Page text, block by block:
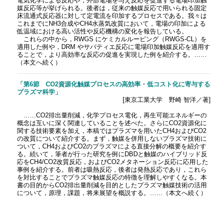
媒反応等が挙げられる。後者は，従来の触媒反応で用いられる固定
床流通式反応器に対して定電流を印加するプロセスである。我々は
これまでにNH3合成やCH4水蒸気改質において，電場の印加による
低温域における高い活性や反応機構の変化を報告している。
これらの中から，RWGS にケミカルルーピング（RWGS-CL）を
適用した例や，DRM やサバティエ反応に電場印加触媒反応を適用す
ることで，より高効率な反応の促進を実現した例を紹介する。……
（本文へ続く）
「第6節 CO2資源化触媒プロセスの高効率・低コスト化に寄与する
プラズマ科学」
[東京工業大学 野崎 智洋／著]
……CO2排出量削減，化学プロセス電化，再生可能エネルギーの
概念は互いに深く関連していることを述べた。さらにCO2資源化に
関する技術要素を加え，本稿ではプラズマを用いたCH4およびCO2
の改質について紹介する。まず，触媒を併用しないプラズマ技術に
ついて，CH4およびCO2のプラズマによる直接分解の概要を紹介す
る。続いて，筆者が行った研究を例にDBDと触媒のハイブリッド反
応をCH4/CO2改質反応，およびCO2メタネーション反応に応用した
事例を紹介する。前者は吸熱反応，後者は発熱反応であり，これら
を対比することでプラズマ触媒反応の特徴を理解しやすくなる。本
書の目的からCO2排出量削減を目的としたプラズマ触媒技術の活用
について，原理，課題，将来展望を概説する。……（本文へ続く）